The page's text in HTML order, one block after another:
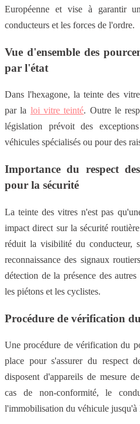
Européenne et vise à garantir
conducteurs et les forces de l'ordre.
Vue d'ensemble des
par l'état
Dans l'hexagone, la teinte des
par la loi vitre teinté. Outre le
législation prévoit des
véhicules spécialisés ou pour des
Importance du respect
pour la sécurité
La teinte des vitres n'est pas
impact direct sur la sécurité
réduit la visibilité du conducteur,
reconnaissance des signaux
détection de la présence des
les piétons et les cyclistes.
Procédure de vérification
Une procédure de vérification du
place pour s'assurer du respect
disposent d'appareils de mesure
cas de non-conformité, le
l'immobilisation du véhicule jusqu'à